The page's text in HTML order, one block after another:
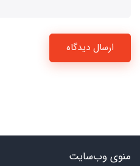
ارسال دیدگاه
منوی وب‌سایت